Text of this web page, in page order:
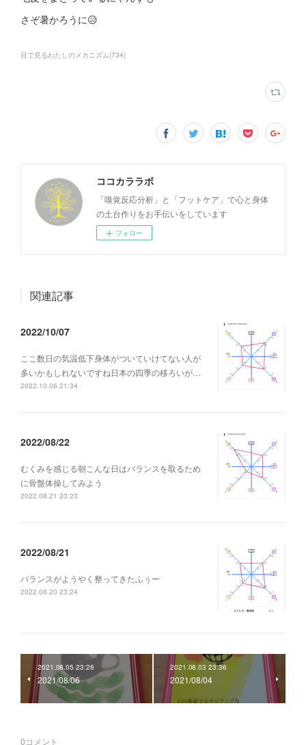
さぞ暑かろうに😥
目で見るわたしのメカニズム(734)
ココカララボ
「嗅覚反応分析」と「フットケア」で心と身体
の土台作りをお手伝いをしています
フォロー
関連記事
2022/10/07
ここ数日の気温低下身体がついていけてない人が
多いかもしれないですね日本の四季の移ろいが…
2022.10.06 21:34
2022/08/22
むくみを感じる朝こんな日はバランスを取るため
に骨盤体操してみよう
2022.08.21 23:23
2022/08/21
バランスがようやく整ってきたふぅー
2022.08.20 23:24
2021.08.05 23:26
2021/08/06
2021.08.03 23:36
2021/08/04
0コメント